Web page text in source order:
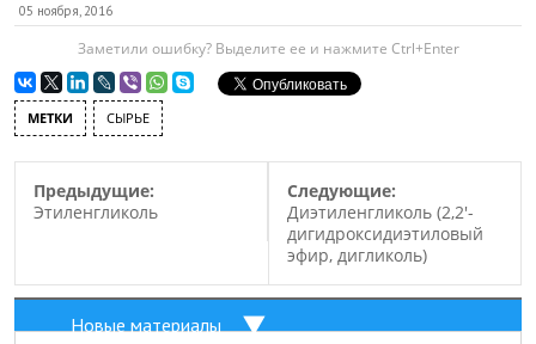
05 ноября, 2016
Заметили ошибку? Выделите ее и нажмите Ctrl+Enter
МЕТКИ СЫРЬЕ
Предыдущие:
Этиленгликоль
Следующие:
Диэтиленгликоль (2,2′-
дигидроксидиэтиловый
эфир, дигликоль)
Новые материалы